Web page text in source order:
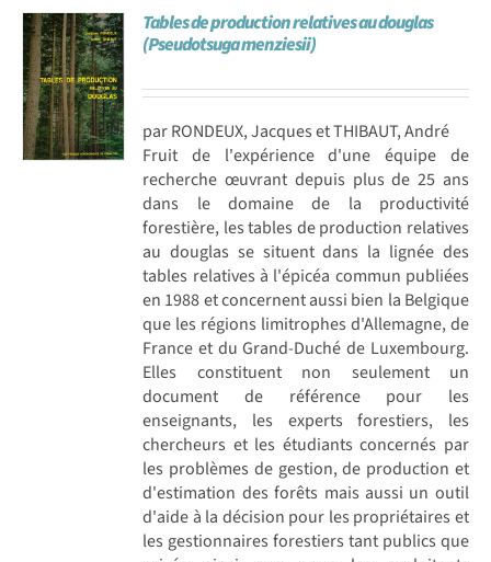
Achat en ligne
Panier WooCommerce
Tables de production relatives au douglas
(Pseudotsuga menziesii)
par RONDEUX, Jacques et THIBAUT, André
Fruit de l'expérience d'une équipe de
recherche œuvrant depuis plus de 25 ans
dans le domaine de la productivité
forestière, les tables de production relatives
au douglas se situent dans la lignée des
tables relatives à l'épicéa commun publiées
en 1988 et concernent aussi bien la Belgique
que les régions limitrophes d'Allemagne, de
France et du Grand-Duché de Luxembourg.
Elles constituent non seulement un
document de référence pour les
enseignants, les experts forestiers, les
chercheurs et les étudiants concernés par
les problèmes de gestion, de production et
d'estimation des forêts mais aussi un outil
d'aide à la décision pour les propriétaires et
les gestionnaires forestiers tant publics que